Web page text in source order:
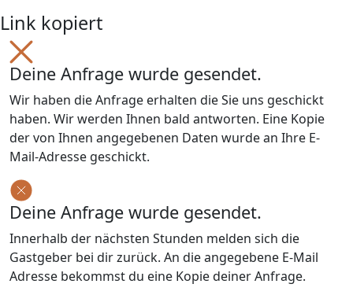
Link kopiert
Deine Anfrage wurde gesendet.
Wir haben die Anfrage erhalten die Sie uns geschickt
haben. Wir werden Ihnen bald antworten. Eine Kopie
der von Ihnen angegebenen Daten wurde an Ihre E-
Mail-Adresse geschickt.
Deine Anfrage wurde gesendet.
Innerhalb der nächsten Stunden melden sich die
Gastgeber bei dir zurück. An die angegebene E-Mail
Adresse bekommst du eine Kopie deiner Anfrage.